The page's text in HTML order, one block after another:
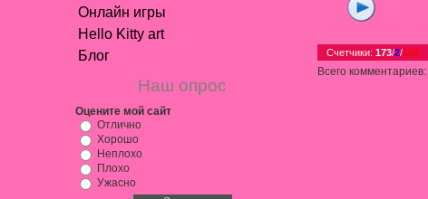
Онлайн игры
Hello Kitty art
Блог
Наш опрос
Оцените мой сайт
Отлично
Хорошо
Неплохо
Плохо
Ужасно
Счетчики: 173/2/106
Всего комментариев: